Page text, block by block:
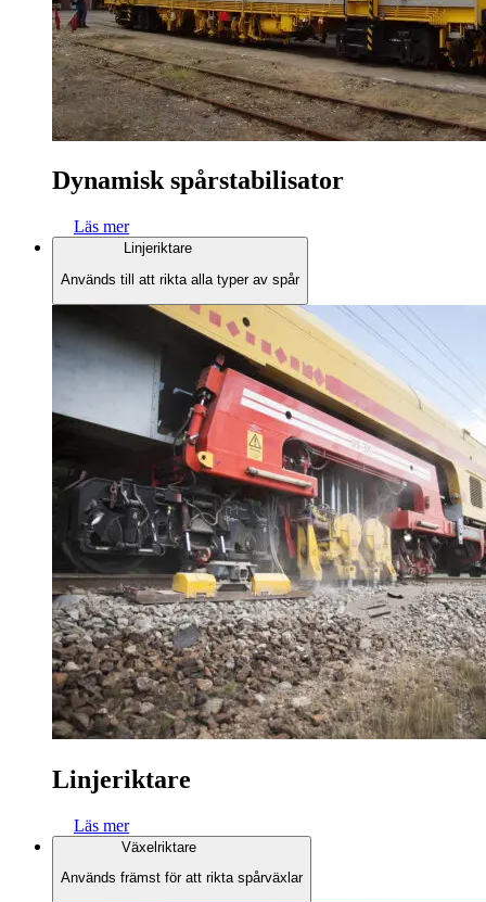
Dynamisk spårstabilisator
Läs mer
Linjeriktare
Används till att rikta alla typer av spår
Linjeriktare
Läs mer
Växelriktare
Används främst för att rikta spårväxlar